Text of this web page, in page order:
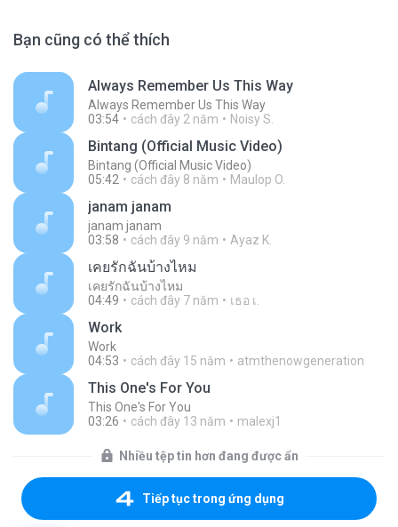
Bạn cũng có thể thích
Always Remember Us This Way
Always Remember Us This Way
03:54
cách đây 2 năm Noisy S.
Bintang (Official Music Video)
Bintang (Official Music Video)
05:42
cách đây 8 năm Maulop O.
janam janam
janam janam
03:58
cách đây 9 năm Ayaz K.
เคยรักฉันบ้างไหม
เคยรักฉันบ้างไหม
04:49
cách đây 7 năm เธอ เ.
Work
Work
04:53
cách đây 15 năm atmthenowgeneration
This One's For You
This One's For You
03:26
cách đây 13 năm malexj1
Nhiều tệp tin hơn đang được ẩn
Tiếp tục trong ứng dụng